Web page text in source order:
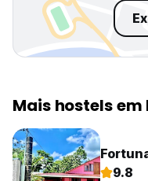
Mais hostels em
9.8